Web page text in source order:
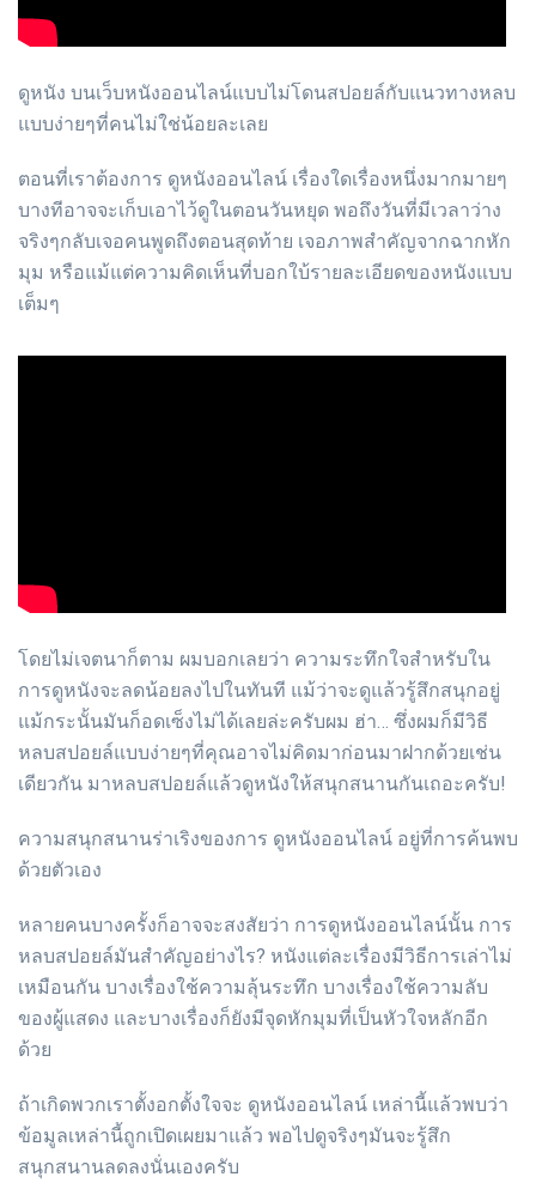
ดูหนัง บนเว็บหนังออนไลน์แบบไม่โดนสปอยล์กับแนวทางหลบ
แบบง่ายๆที่คนไม่ใช่น้อยละเลย
ตอนที่เราต้องการ ดูหนังออนไลน์ เรื่องใดเรื่องหนึ่งมากมายๆ
บางทีอาจจะเก็บเอาไว้ดูในตอนวันหยุด พอถึงวันที่มีเวลาว่าง
จริงๆกลับเจอคนพูดถึงตอนสุดท้าย เจอภาพสำคัญจากฉากหัก
มุม หรือแม้แต่ความคิดเห็นที่บอกใบ้รายละเอียดของหนังแบบ
เต็มๆ
โดยไม่เจตนาก็ตาม ผมบอกเลยว่า ความระทึกใจสำหรับใน
การดูหนังจะลดน้อยลงไปในทันที แม้ว่าจะดูแล้วรู้สึกสนุกอยู่
แม้กระนั้นมันก็อดเซ็งไม่ได้เลยล่ะครับผม ฮ่า… ซึ่งผมก็มีวิธี
หลบสปอยล์แบบง่ายๆที่คุณอาจไม่คิดมาก่อนมาฝากด้วยเช่น
เดียวกัน มาหลบสปอยล์แล้วดูหนังให้สนุกสนานกันเถอะครับ!
ความสนุกสนานร่าเริงของการ ดูหนังออนไลน์ อยู่ที่การค้นพบ
ด้วยตัวเอง
หลายคนบางครั้งก็อาจจะสงสัยว่า การดูหนังออนไลน์นั้น การ
หลบสปอยล์มันสำคัญอย่างไร? หนังแต่ละเรื่องมีวิธีการเล่าไม่
เหมือนกัน บางเรื่องใช้ความลุ้นระทึก บางเรื่องใช้ความลับ
ของผู้แสดง และบางเรื่องก็ยังมีจุดหักมุมที่เป็นหัวใจหลักอีก
ด้วย
ถ้าเกิดพวกเราตั้งอกตั้งใจจะ ดูหนังออนไลน์ เหล่านี้แล้วพบว่า
ข้อมูลเหล่านี้ถูกเปิดเผยมาแล้ว พอไปดูจริงๆมันจะรู้สึก
สนุกสนานลดลงนั่นเองครับ